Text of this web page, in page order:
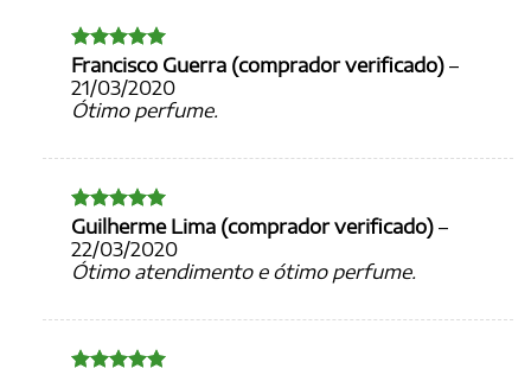
Avaliação5
de 5
Francisco Guerra (comprador verificado) –
21/03/2020
Ótimo perfume.
Avaliação5
de 5
Guilherme Lima (comprador verificado) –
22/03/2020
Ótimo atendimento e ótimo perfume.